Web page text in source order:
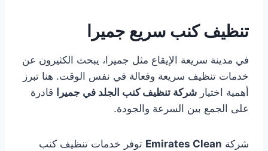
تنظيف كنب سريع جميرا
في مدينة سريعة الإيقاع مثل جميرا، يبحث الكثيرون عن
خدمات تنظيف سريعة وفعالة في نفس الوقت. هنا تبرز
أهمية اختيار شركة تنظيف كنب الجلد في جميرا
قادرة
على الجمع بين السرعة والجودة.
شركة Emirates Clean توفر خدمات تنظيف كنب